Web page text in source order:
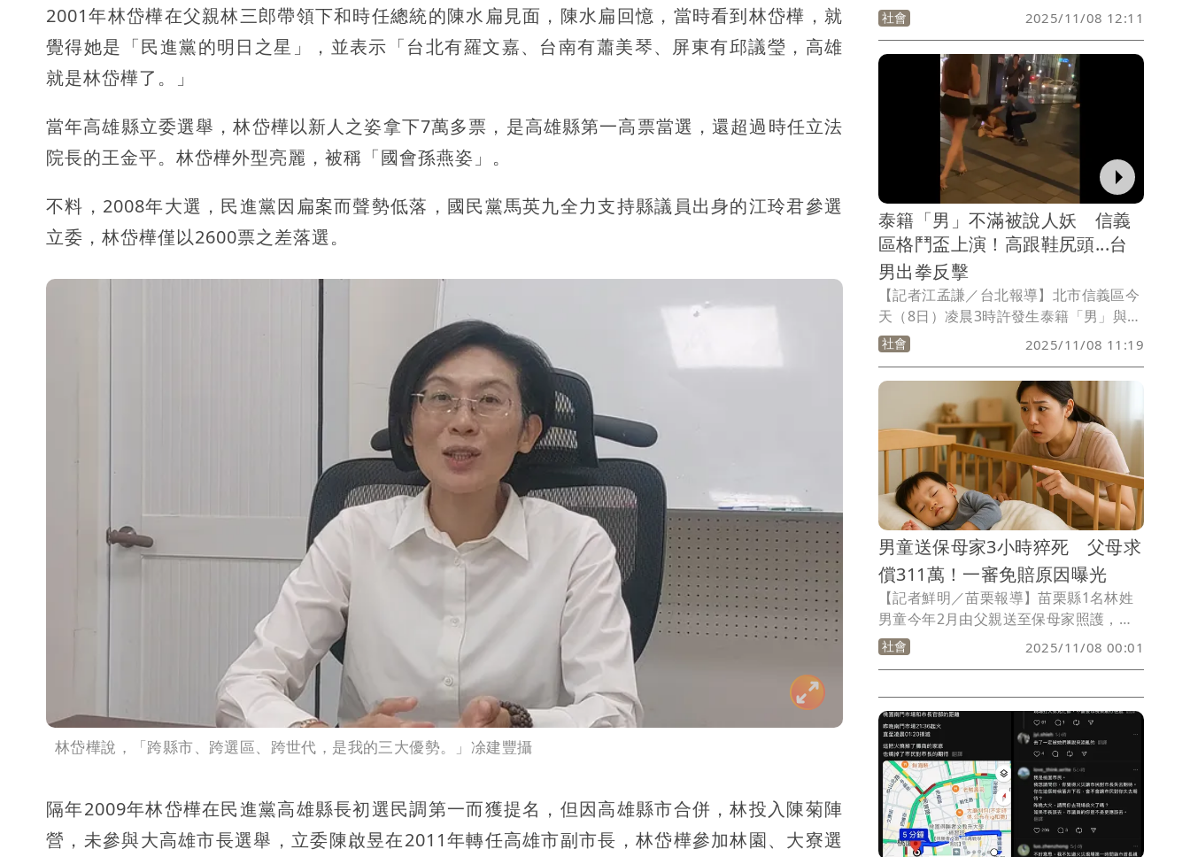
2001年林岱樺在父親林三郎帶領下和時任總統的陳水扁見面，陳水扁回憶，當時看到林岱樺，就
覺得她是「民進黨的明日之星」，並表示「台北有羅文嘉、台南有蕭美琴、屏東有邱議瑩，高雄
就是林岱樺了。」
當年高雄縣立委選舉，林岱樺以新人之姿拿下7萬多票，是高雄縣第一高票當選，還超過時任立法
院長的王金平。林岱樺外型亮麗，被稱「國會孫燕姿」。
不料，2008年大選，民進黨因扁案而聲勢低落，國民黨馬英九全力支持縣議員出身的江玲君參選
立委，林岱樺僅以2600票之差落選。
林岱樺說，「跨縣市、跨選區、跨世代，是我的三大優勢。」凃建豐攝
隔年2009年林岱樺在民進黨高雄縣長初選民調第一而獲提名，但因高雄縣市合併，林投入陳菊陣
營，未參與大高雄市長選舉，立委陳啟昱在2011年轉任高雄市副市長，林岱樺參加林園、大寮選
步區舉辦「2026 新北消防形象月曆」發
表會，《火神的眼淚》音樂劇團隊親臨現
場響應，演員方宥心、王為、周家寬等
14 人現場獻唱〈我不是英雄〉與〈當我
們同在一起〉，以歌聲致敬消防精神。
社會 2025/11/08 12:11
泰籍「男」不滿被說人妖 信義
區格鬥盃上演！高跟鞋尻頭...台
男出拳反擊
【記者江孟謙／台北報導】北市信義區今
天（8日）凌晨3時許發生泰籍「男」與台
籍男肢體衝突，起因為陳姓男子（30歲）
出言挑釁身材火辣的泰國T「男」（35
歲），而一句「男的女的？人妖？」引發
T男不滿，雙方大打出手，後來都被帶回
派出所，打算互相提告，警方依法函送偵
辦。
社會 2025/11/08 11:19
男童送保母家3小時猝死 父母求
償311萬！一審免賠原因曝光
【記者鮮明／苗栗報導】苗栗縣1名林姓
男童今年2月由父親送至保母家照護，不
料，3個多小時後接到保母電話稱孩子已
無呼吸心跳，林父急忙趕到保母家開車送
不治。父母認為保母有疏失且延誤送醫，
求償311.9萬元。法官認為保母先為男童
CPR再通報並未延誤，且父母無法舉證保
母照護有疏失，一審判決保母免賠，可上
訴。
社會 2025/11/08 00:01